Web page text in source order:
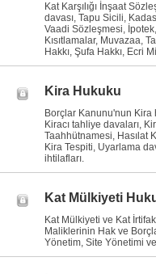
Kat Karşılığı İnşaat
davası, Tapu Sicili,
Vaadi Sözleşmesi,
Kısıtlamalar, Muvazaa,
Hakkı, Şufa Hakkı, Ecri
Kira Hukuku
Borçlar Kanunu'nun
Kiracı tahliye davaları,
Taahhütnamesi, Hasılat
Kira Tespiti, Uyarlama
ihtilafları.
Kat Mülkiyeti
Kat Mülkiyeti ve Kat
Maliklerinin Hak ve
Yönetim, Site Yönetimi